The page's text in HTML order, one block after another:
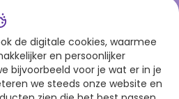
de digitale cookies, waarmee
en persoonlijker
bijvoorbeeld voor je wat er in je
we steeds onze website en